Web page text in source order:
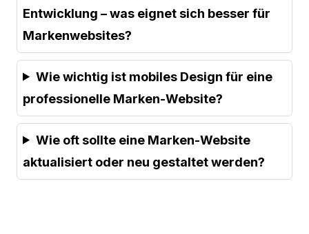
Entwicklung – was eignet sich besser für
Markenwebsites?
Wie wichtig ist mobiles Design für eine
professionelle Marken-Website?
Wie oft sollte eine Marken-Website
aktualisiert oder neu gestaltet werden?